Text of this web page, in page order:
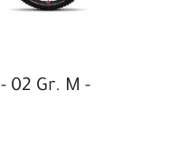
- 02 Gr. M -